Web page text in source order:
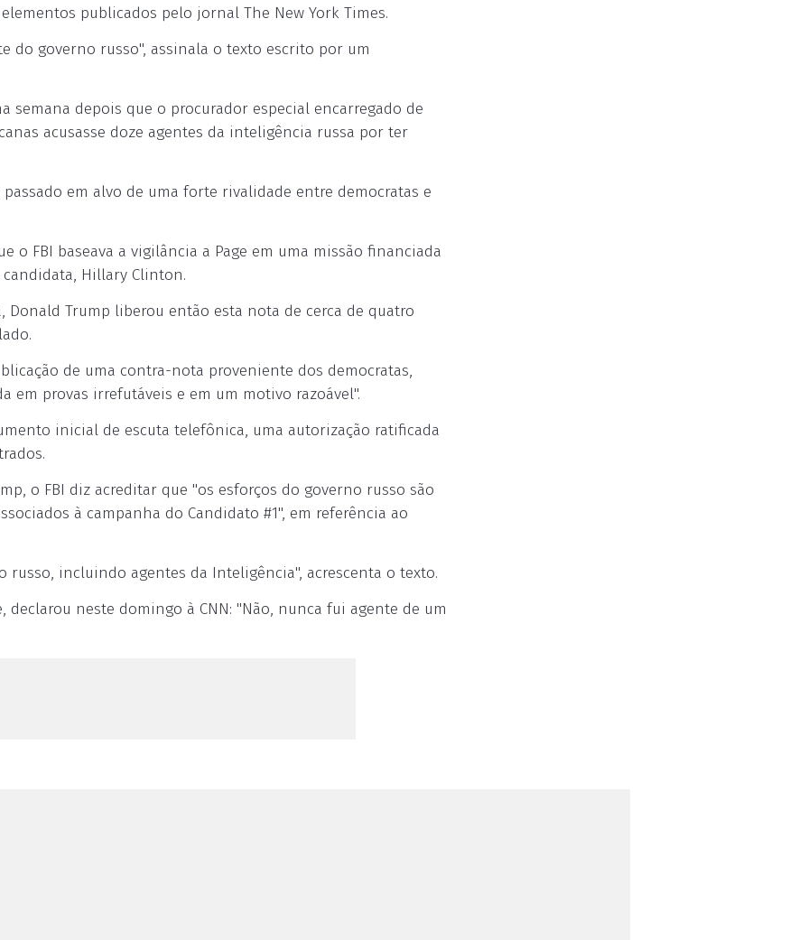
publicados pelo jornal The New York Times.
do governo russo", assinala o texto escrito por um
semana depois que o procurador especial encarregado de
acusasse doze agentes da inteligência russa por ter
em alvo de uma forte rivalidade entre democratas e
FBI baseava a vigilância a Page em uma missão financiada
Hillary Clinton.
Donald Trump liberou então esta nota de cerca de quatro
de uma contra-nota proveniente dos democratas,
em provas irrefutáveis e em um motivo razoável".
inicial de escuta telefônica, uma autorização ratificada
o FBI diz acreditar que "os esforços do governo russo são
à campanha do Candidato #1", em referência ao
incluindo agentes da Inteligência", acrescenta o texto.
neste domingo à CNN: "Não, nunca fui agente de um